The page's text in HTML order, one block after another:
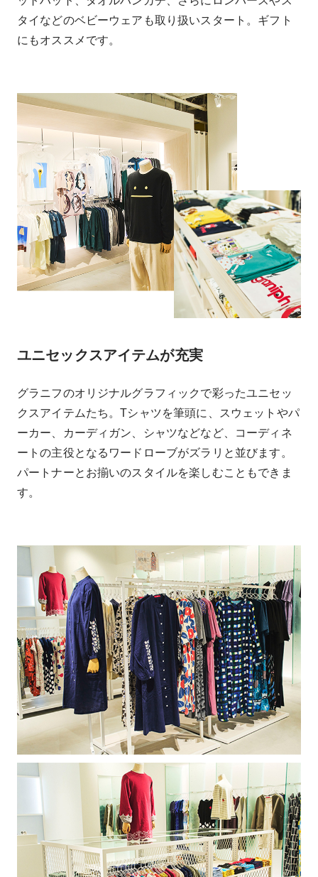
タイなどのベビーウェアも取り扱いスタート。ギフト
にもオススメです。
ユニセックスアイテムが充実
グラニフのオリジナルグラフィックで彩ったユニセッ
クスアイテムたち。Tシャツを筆頭に、スウェットやパ
ーカー、カーディガン、シャツなどなど、コーディネ
ートの主役となるワードローブがズラリと並びます。
パートナーとお揃いのスタイルを楽しむこともできま
す。